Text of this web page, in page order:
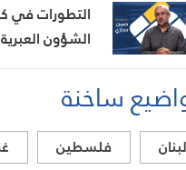
التطورات في
الشؤون
ساخنة
لبنان فلسطين